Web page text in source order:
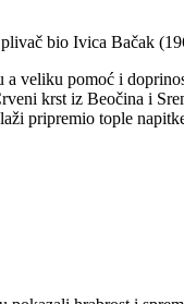
bio Ivica Bačak
veliku pomoć i
krst iz Beočina i
pripremio tople